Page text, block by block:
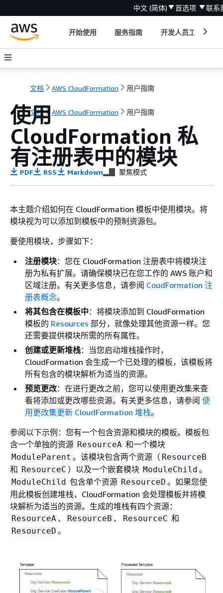
中文 (简体) 首选项 联系
开始使用 服务指南 开发人员工具
文档 AWS CloudFormation 用户指南
文档 AWS CloudFormation 用户指南
使用
CloudFormation 私
有注册表中的模块
PDF RSS Markdown 聚焦模式
本主题介绍如何在 CloudFormation 模板中使用模块。将
模块视为可以添加到模板中的预制资源包。
要使用模块，步骤如下：
注册模块：您在 CloudFormation 注册表中将模块注
册为私有扩展。请确保模块已在您工作的 AWS 账户和
区域注册。有关更多信息，请参阅 CoudFormation 注
册表概念。
将其包含在模板中 ：将模块添加到 CloudFormation
模板的 Resources 部分，就像处理其他资源一样。您
还需要提供模块所需的所有属性。
创建或更新堆栈：当您启动堆栈操作时，
CloudFormation 会生成一个已处理的模板，该模板将
所有包含的模块解析为适当的资源。
预览更改：在进行更改之前，您可以使用更改集来查
看将添加或更改哪些资源。有关更多信息，请参阅 使
用更改集更新 CloudFormation 堆栈。
参阅以下示例：您有一个包含资源和模块的模板。模板包
含一个单独的资源 ResourceA 和一个模块
ModuleParent 。该模块包含两个资源（ ResourceB
和 ResourceC ）以及一个嵌套模块 ModuleChild 。
ModuleChild 包含单个资源 ResourceD 。如果您使
用此模板创建堆栈，CloudFormation 会处理模板并将模
块解析为适当的资源。生成的堆栈有四个资源：
ResourceA 、 ResourceB 、 ResourceC 和
ResourceD 。